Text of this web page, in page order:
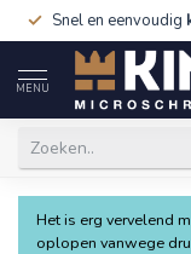
Snel en eenvoudig
MENU
Het is erg vervelend
oplopen vanwege